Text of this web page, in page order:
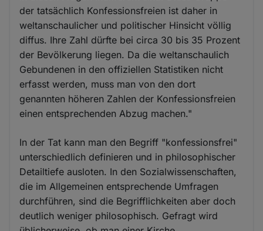
der tatsächlich Konfessionsfreien ist daher in
weltanschaulicher und politischer Hinsicht völlig
diffus. Ihre Zahl dürfte bei circa 30 bis 35 Prozent
der Bevölkerung liegen. Da die weltanschaulich
Gebundenen in den offiziellen Statistiken nicht
erfasst werden, muss man von den dort
genannten höheren Zahlen der Konfessionsfreien
einen entsprechenden Abzug machen."
In der Tat kann man den Begriff "konfessionsfrei"
unterschiedlich definieren und in philosophischer
Detailtiefe ausloten. In den Sozialwissenschaften,
die im Allgemeinen entsprechende Umfragen
durchführen, sind die Begrifflichkeiten aber doch
deutlich weniger philosophisch. Gefragt wird